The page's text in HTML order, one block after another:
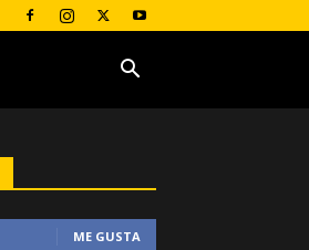
ME GUSTA